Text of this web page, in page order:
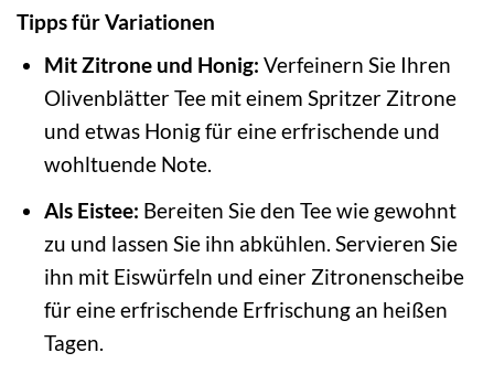
Tipps für Variationen
Mit Zitrone und Honig: Verfeinern Sie Ihren
Olivenblätter Tee mit einem Spritzer Zitrone
und etwas Honig für eine erfrischende und
wohltuende Note.
Als Eistee: Bereiten Sie den Tee wie gewohnt
zu und lassen Sie ihn abkühlen. Servieren Sie
ihn mit Eiswürfeln und einer Zitronenscheibe
für eine erfrischende Erfrischung an heißen
Tagen.